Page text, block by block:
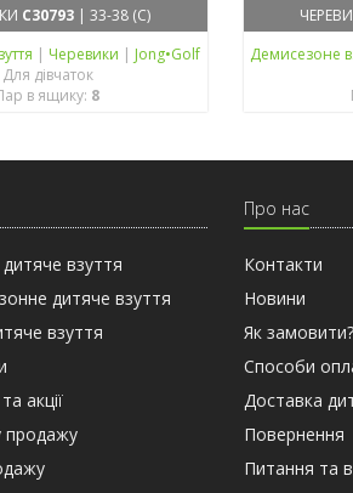
C30793| 33-38 (C)
| Черевики | Jong•Golf
Для дівчаток
в ящику: 8
Демисезонe
взуття
дитяче взуття
взуття
акції
продажу
Про нас
Контакти
Новини
Як замовити?
Способи
Доставка
Повернення
Питання та